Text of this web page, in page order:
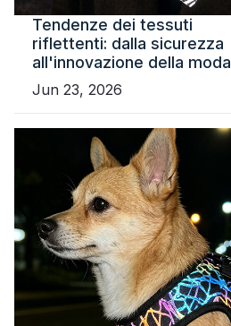
Tendenze dei tessuti
riflettenti: dalla sicurezza
all'innovazione della moda
Jun 23, 2026